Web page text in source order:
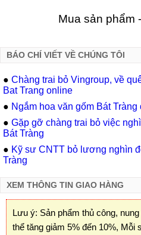
Mua sản phẩm
BÁO CHÍ VIẾT VỀ CHÚNG TÔI
● Chàng trai bỏ Vingroup, về
Bat Trang online
● Ngắm hoa văn gốm Bát Tràng
● Gặp gỡ chàng trai bỏ việc
Bát Tràng
● Kỹ sư CNTT bỏ lương nghìn
Tràng
XEM THÔNG TIN GIAO HÀNG
Lưu ý: Sản phẩm thủ công,
thể tăng giảm 5% đến 10%,